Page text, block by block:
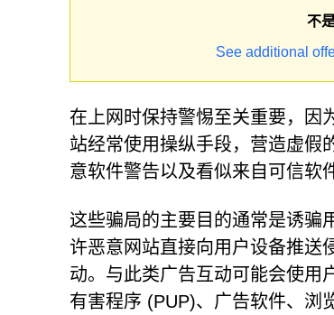
不
See additional
在上网时保持警惕至关重要，因
站经常使用操纵手段，营造虚假
意软件警告以及看似来自可信软
这些骗局的主要目的通常是诱骗
许恶意网站直接向用户设备推送
动。与此类广告互动可能会使用
有害程序 (PUP)、广告软件、浏